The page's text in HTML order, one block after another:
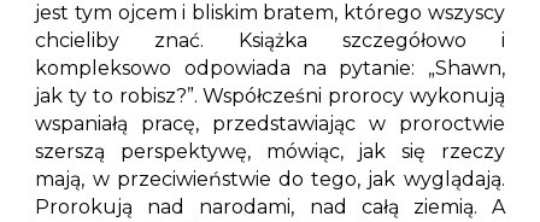
jest tym ojcem i bliskim bratem, którego wszyscy
chcieliby znać. Książka szczegółowo i
kompleksowo odpowiada na pytanie: „Shawn,
jak ty to robisz?”. Współcześni prorocy wykonują
wspaniałą pracę, przedstawiając w proroctwie
szerszą perspektywę, mówiąc, jak się rzeczy
mają, w przeciwieństwie do tego, jak wyglądają.
Prorokują nad narodami, nad całą ziemią. A